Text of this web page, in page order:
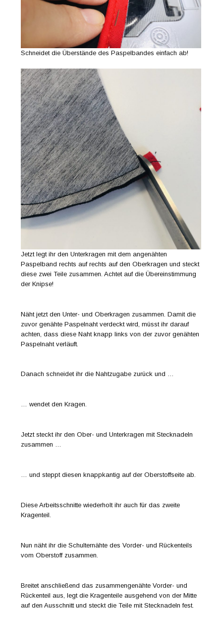
Schneidet die Überstände des Paspelbandes einfach ab!
Jetzt legt ihr den Unterkragen mit dem angenähten
Paspelband rechts auf rechts auf den Oberkragen und steckt
diese zwei Teile zusammen. Achtet auf die Übereinstimmung
der Knipse!
Näht jetzt den Unter- und Oberkragen zusammen. Damit die
zuvor genähte Paspelnaht verdeckt wird, müsst ihr darauf
achten, dass diese Naht knapp links von der zuvor genähten
Paspelnaht verläuft.
Danach schneidet ihr die Nahtzugabe zurück und …
… wendet den Kragen.
Jetzt steckt ihr den Ober- und Unterkragen mit Stecknadeln
zusammen …
… und steppt diesen knappkantig auf der Oberstoffseite ab.
Diese Arbeitsschnitte wiederholt ihr auch für das zweite
Kragenteil.
Nun näht ihr die Schulternähte des Vorder- und Rückenteils
vom Oberstoff zusammen.
Breitet anschließend das zusammengenähte Vorder- und
Rückenteil aus, legt die Kragenteile ausgehend von der Mitte
auf den Ausschnitt und steckt die Teile mit Stecknadeln fest.